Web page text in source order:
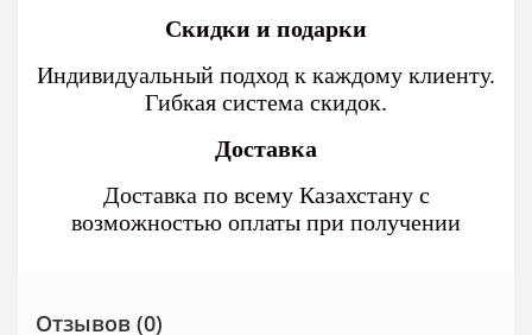
Скидки и подарки
Индивидуальный подход к каждому клиенту.
Гибкая система скидок.
Доставка
Доставка по всему Казахстану с
возможностью оплаты при получении
Отзывов (0)